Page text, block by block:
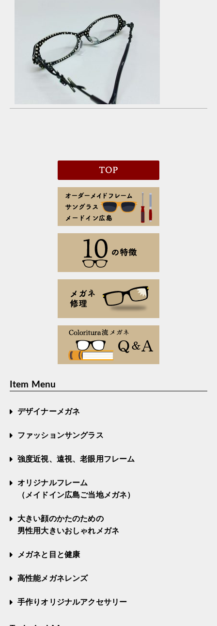
Item Menu
デザイナーメガネ
ファッションサングラス
強度近視、遠視、老眼用フレーム
オリジナルフレーム
（メイドイン広島ご当地メガネ）
大きい顔のかたのための
男性用大きいおしゃれメガネ
メガネと目と健康
高性能メガネレンズ
手作りオリジナルアクセサリー